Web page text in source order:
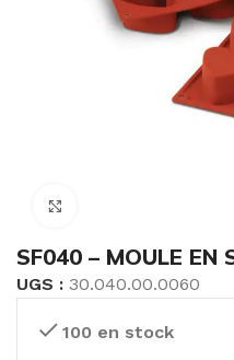
SF040 – MOULE EN
UGS : 30.040.00.0060
100 en stock